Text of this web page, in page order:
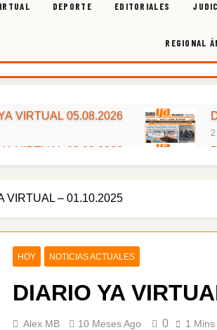
DEPORTE EDITORIALES
REGIONAL
VIRTUAL 05.08.2026
VIRTUAL 03.08.2026
4
VIRTUAL 30.07.2026
VIRTUAL 27.07.2026
VIRTUAL – 01.10.2025
HOY NOTICIAS ACTUALES
DIARIO YA
Alex MB 10 Meses Ago 0 1 Mins